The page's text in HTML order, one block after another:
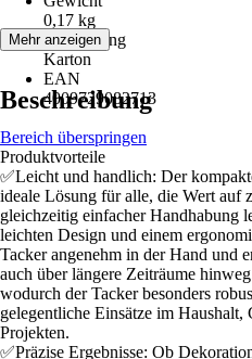
0,17 kg
Verpackung
Karton
EAN
4009729082713
Mehr anzeigen
Beschreibung
Bereich überspringen
Produktvorteile
✅Leicht und handlich: Der
ideale Lösung für alle, die Wert auf
gleichzeitig einfacher Handhabung
leichten Design und einem
Tacker angenehm in der Hand und
auch über längere Zeiträume
wodurch der Tacker besonders
gelegentliche Einsätze im
Projekten.
✅Präzise Ergebnisse: Ob